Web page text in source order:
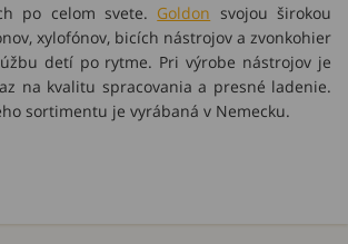
po celom svete. Goldon svojou širokou
xylofónov, bicích nástrojov a zvonkohier
detí po rytme. Pri výrobe nástrojov je
na kvalitu spracovania a presné ladenie.
sortimentu je vyrábaná v Nemecku.